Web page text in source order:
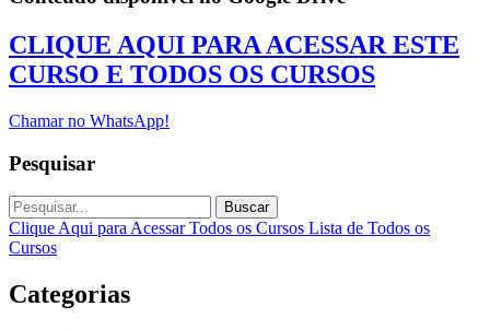
CLIQUE AQUI PARA ACESSAR ESTE
CURSO E TODOS OS CURSOS
Chamar no WhatsApp!
Pesquisar
Buscar
Clique Aqui para Acessar Todos os Cursos Lista de Todos os
Cursos
Categorias